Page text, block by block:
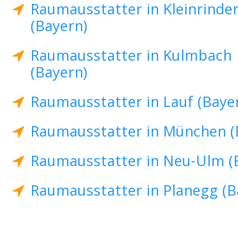
Raumausstatter in
(Bayern)
Raumausstatter in Kulmbach
(Bayern)
Raumausstatter in Lauf
Raumausstatter in München
Raumausstatter in Neu-Ulm
Raumausstatter in Planegg